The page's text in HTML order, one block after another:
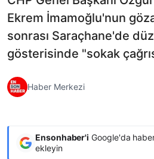
Ekrem İmamoğlu'nun
sonrası Saraçhane'de
gösterisinde "sokak
Haber Merkezi
Ensonhaber'i Google'da
ekleyin